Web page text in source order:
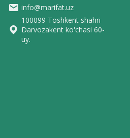
info@marifat.uz
100099 Toshkent shahri
Darvozakent ko'chasi 60-
uy.